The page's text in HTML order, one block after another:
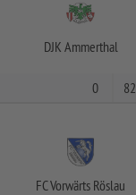
DJK Ammerthal
0 82
FC Vorwärts Röslau